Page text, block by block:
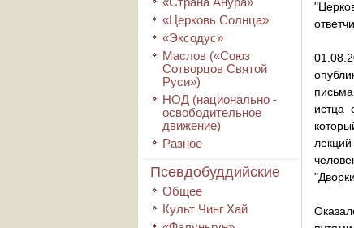
«Церковь Солнца»
«Эксодус»
Маслов («Союз
Сотворцов Святой
Руси»)
НОД (национально -
освободительное
движение)
Разное
Псевдобуддийские
Общее
Культ Чинг Хай
истца